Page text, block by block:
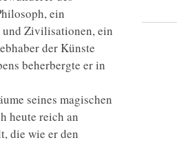
ein
und Zivilisationen, ein
der Künste
beherbergte er in
seines magischen
heute reich an
die wie er den